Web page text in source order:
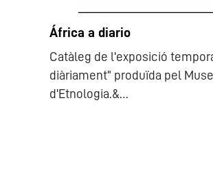
África a diario
Catàleg de l'exposició
diàriament" produïda pel
d'Etnologia.&…